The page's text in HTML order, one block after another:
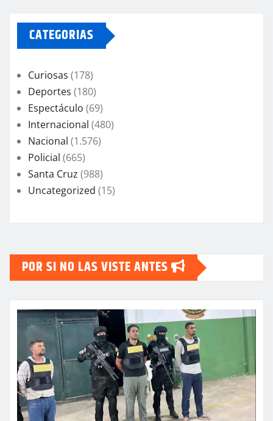
CATEGORIAS
Curiosas (178)
Deportes (180)
Espectáculo (69)
Internacional (480)
Nacional (1.576)
Policial (665)
Santa Cruz (988)
Uncategorized (15)
POR SI NO LAS VISTE ANTES